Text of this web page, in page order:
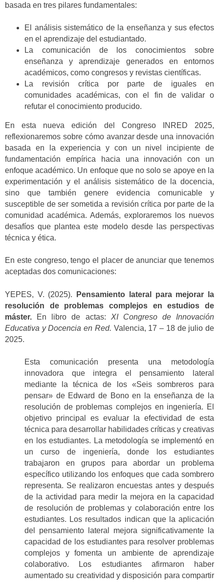
basada en tres pilares fundamentales:
El análisis sistemático de la enseñanza y sus efectos
en el aprendizaje del estudiantado.
La comunicación de los conocimientos sobre
enseñanza y aprendizaje generados en entornos
académicos, como congresos y revistas científicas.
La revisión crítica por parte de iguales en
comunidades académicas, con el fin de validar o
refutar el conocimiento producido.
En esta nueva edición del Congreso INRED 2025,
reflexionaremos sobre cómo avanzar desde una innovación
basada en la experiencia y con un nivel incipiente de
fundamentación empírica hacia una innovación con un
enfoque académico. Un enfoque que no solo se apoye en la
experimentación y el análisis sistemático de la docencia,
sino que también genere evidencia comunicable y
susceptible de ser sometida a revisión crítica por parte de la
comunidad académica. Además, exploraremos los nuevos
desafíos que plantea este modelo desde las perspectivas
técnica y ética.
En este congreso, tengo el placer de anunciar que tenemos
aceptadas dos comunicaciones:
YEPES, V. (2025).
Pensamiento lateral para mejorar la
resolución de problemas complejos en estudios de
máster. En libro de actas: XI Congreso de Innovación
Educativa y Docencia en Red. Valencia, 17 – 18 de julio de
2025.
Esta comunicación presenta una metodología
innovadora que integra el pensamiento lateral
mediante la técnica de los «Seis sombreros para
pensar» de Edward de Bono en la enseñanza de la
resolución de problemas complejos en ingeniería. El
objetivo principal es evaluar la efectividad de esta
técnica para desarrollar habilidades críticas y creativas
en los estudiantes. La metodología se implementó en
un curso de ingeniería, donde los estudiantes
trabajaron en grupos para abordar un problema
específico utilizando los enfoques que cada sombrero
representa. Se realizaron encuestas antes y después
de la actividad para medir la mejora en la capacidad
de resolución de problemas y colaboración entre los
estudiantes. Los resultados indican que la aplicación
del pensamiento lateral mejora significativamente la
capacidad de los estudiantes para resolver problemas
complejos y fomenta un ambiente de aprendizaje
colaborativo. Los estudiantes afirmaron haber
aumentado su creatividad y disposición para compartir